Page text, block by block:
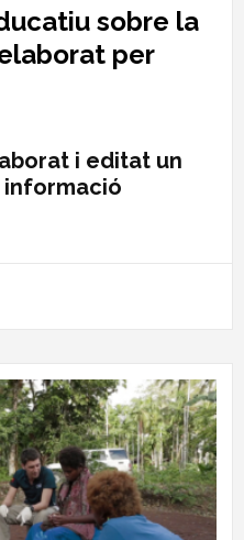
sobre la
per
i editat un
informació